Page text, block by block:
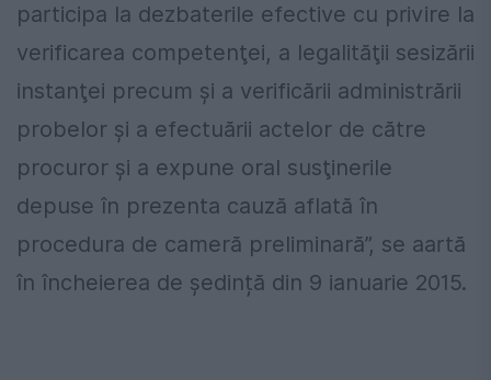
participa la dezbaterile efective cu privire la
verificarea competenţei, a legalităţii sesizării
instanţei precum şi a verificării administrării
probelor şi a efectuării actelor de către
procuror şi a expune oral susţinerile
depuse în prezenta cauză aflată în
procedura de cameră preliminară”, se aartă
în încheierea de ședință din 9 ianuarie 2015.